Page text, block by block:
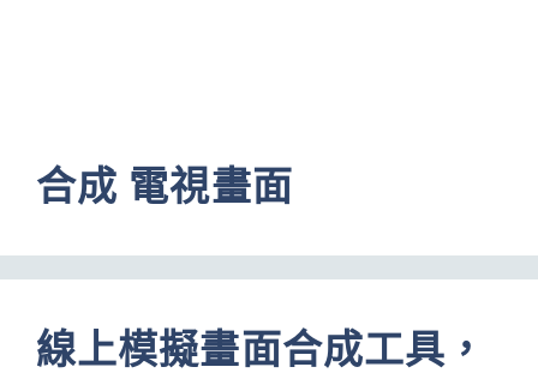
合成 電視畫面
線上模擬畫面合成工具，